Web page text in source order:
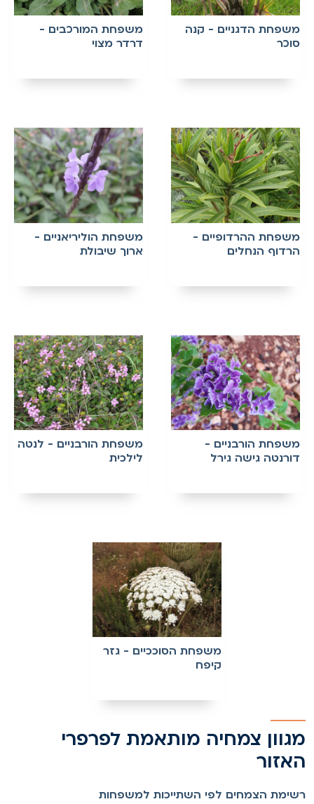
משפחת הדגניים - קנה
סוכר
משפחת המורכבים -
דרדר מצוי
משפחת ההרדופיים -
הרדוף הנחלים
משפחת הוליריאניים -
ארוך שיבולת
משפחת הורבניים -
דורנטה גישה גירל
משפחת הורבניים - לנטה
לילכית
משפחת הסוככיים - גזר
קיפח
צמחיה מותאמת לפרפרי
הצמחים לפי השתייכות למשפחות